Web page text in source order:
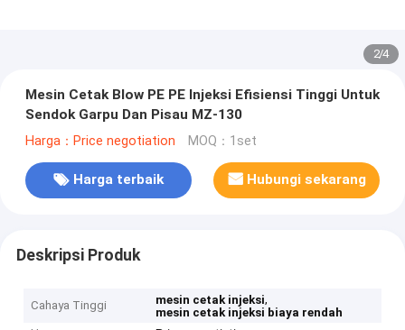
2/4
Mesin Cetak Blow PE PE Injeksi Efisiensi Tinggi Untuk
Sendok Garpu Dan Pisau MZ-130
Harga：Price negotiation MOQ：1set
Harga terbaik Hubungi sekarang
Deskripsi Produk
Cahaya Tinggi mesin cetak injeksi,
mesin cetak injeksi biaya rendah